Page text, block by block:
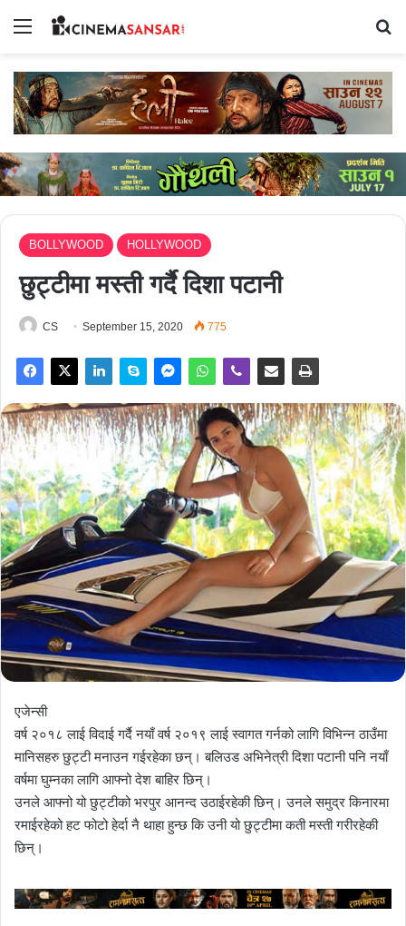
Menu
BOLLYWOOD HOLLYWOOD
छुट्टीमा मस्ती गर्दै दिशा पटानी
CS September 15, 2020 775
एजेन्सी
वर्ष २०१८ लाई विदाई गर्दै नयाँ वर्ष २०१९ लाई स्वागत गर्नको लागि विभिन्न ठाउँमा
मानिसहरु छुट्टी मनाउन गईरहेका छन्। बलिउड अभिनेत्री दिशा पटानी पनि नयाँ
वर्षमा घुम्नका लागि आफ्नो देश बाहिर छिन्।
उनले आफ्नो यो छुट्टीको भरपुर आनन्द उठाईरहेकी छिन्। उनले समुद्र किनारमा
रमाईरहेको हट फोटो हेर्दा नै थाहा हुन्छ कि उनी यो छुट्टीमा कती मस्ती गरीरहेकी
छिन्।